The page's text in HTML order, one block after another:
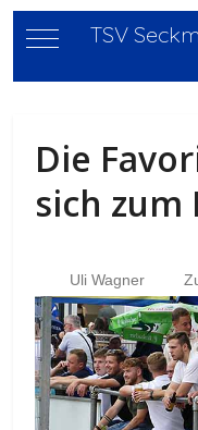
Mobile Menu Toggle
TSV
Die
sich zum
Uli Wagner